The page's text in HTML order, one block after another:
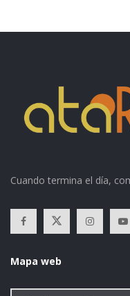
Cuando termina el día,
Mapa web